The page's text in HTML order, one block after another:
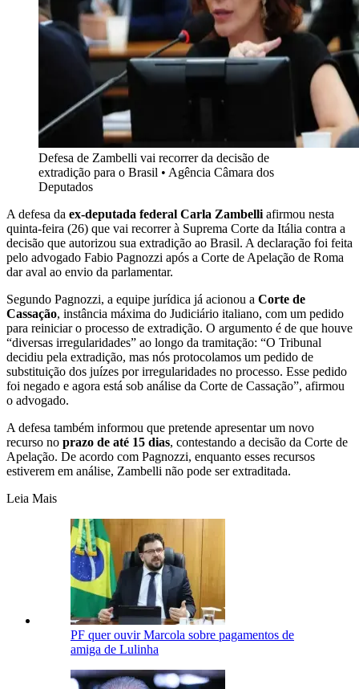
Defesa de Zambelli vai recorrer da decisão de
extradição para o Brasil • Agência Câmara dos
Deputados
A defesa da ex-deputada federal Carla Zambelli afirmou nesta
quinta-feira (26) que vai recorrer à Suprema Corte da Itália contra a
decisão que autorizou sua extradição ao Brasil. A declaração foi feita
pelo advogado Fabio Pagnozzi após a Corte de Apelação de Roma
dar aval ao envio da parlamentar.
Segundo Pagnozzi, a equipe jurídica já acionou a Corte de
Cassação, instância máxima do Judiciário italiano, com um pedido
para reiniciar o processo de extradição. O argumento é de que houve
“diversas irregularidades” ao longo da tramitação: “O Tribunal
decidiu pela extradição, mas nós protocolamos um pedido de
substituição dos juízes por irregularidades no processo. Esse pedido
foi negado e agora está sob análise da Corte de Cassação”, afirmou
o advogado.
A defesa também informou que pretende apresentar um novo
recurso no prazo de até 15 dias, contestando a decisão da Corte de
Apelação. De acordo com Pagnozzi, enquanto esses recursos
estiverem em análise, Zambelli não pode ser extraditada.
Leia Mais
PF quer ouvir Marcola sobre pagamentos de
amiga de Lulinha